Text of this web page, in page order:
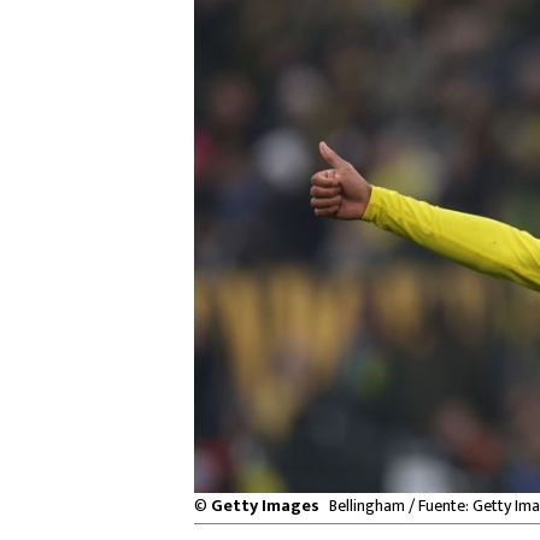
© Getty Images Bellingham / Fuente: Getty